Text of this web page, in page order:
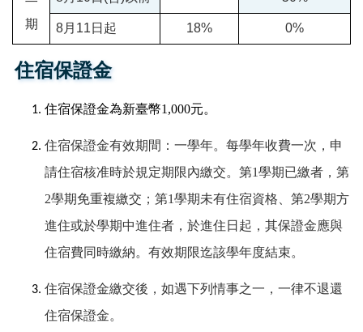
期
8月 11 日起 18% 0%
住宿保證金
住宿保證金為新臺幣1,000元。
住宿保證金有效期間： 一學年。每學年收費一次，申
請住宿核准時於規定期限內繳交。第1學期已繳者，第
2學期免重複繳交；第1學期未有住宿資格、第2學期方
進住或於學期中進住者， 於進住 日起，其保證金應與
住宿費同時繳納。 有效期限迄該學年度結束。
住宿保證金繳交後，如遇下列情事之一，一律不退還
住宿保證金。